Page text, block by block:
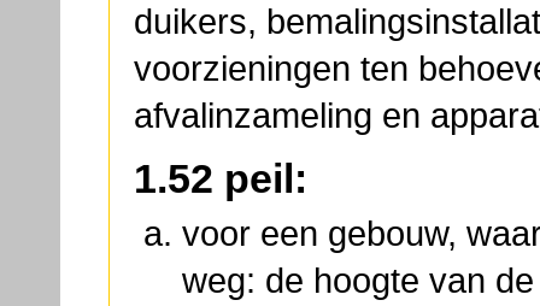
duikers,
voorzieningen ten
afvalinzameling en
1.52 peil:
voor een gebouw,
weg: de hoogte van